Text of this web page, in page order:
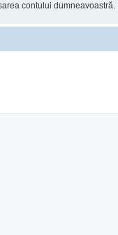
contului dumneavoastră.